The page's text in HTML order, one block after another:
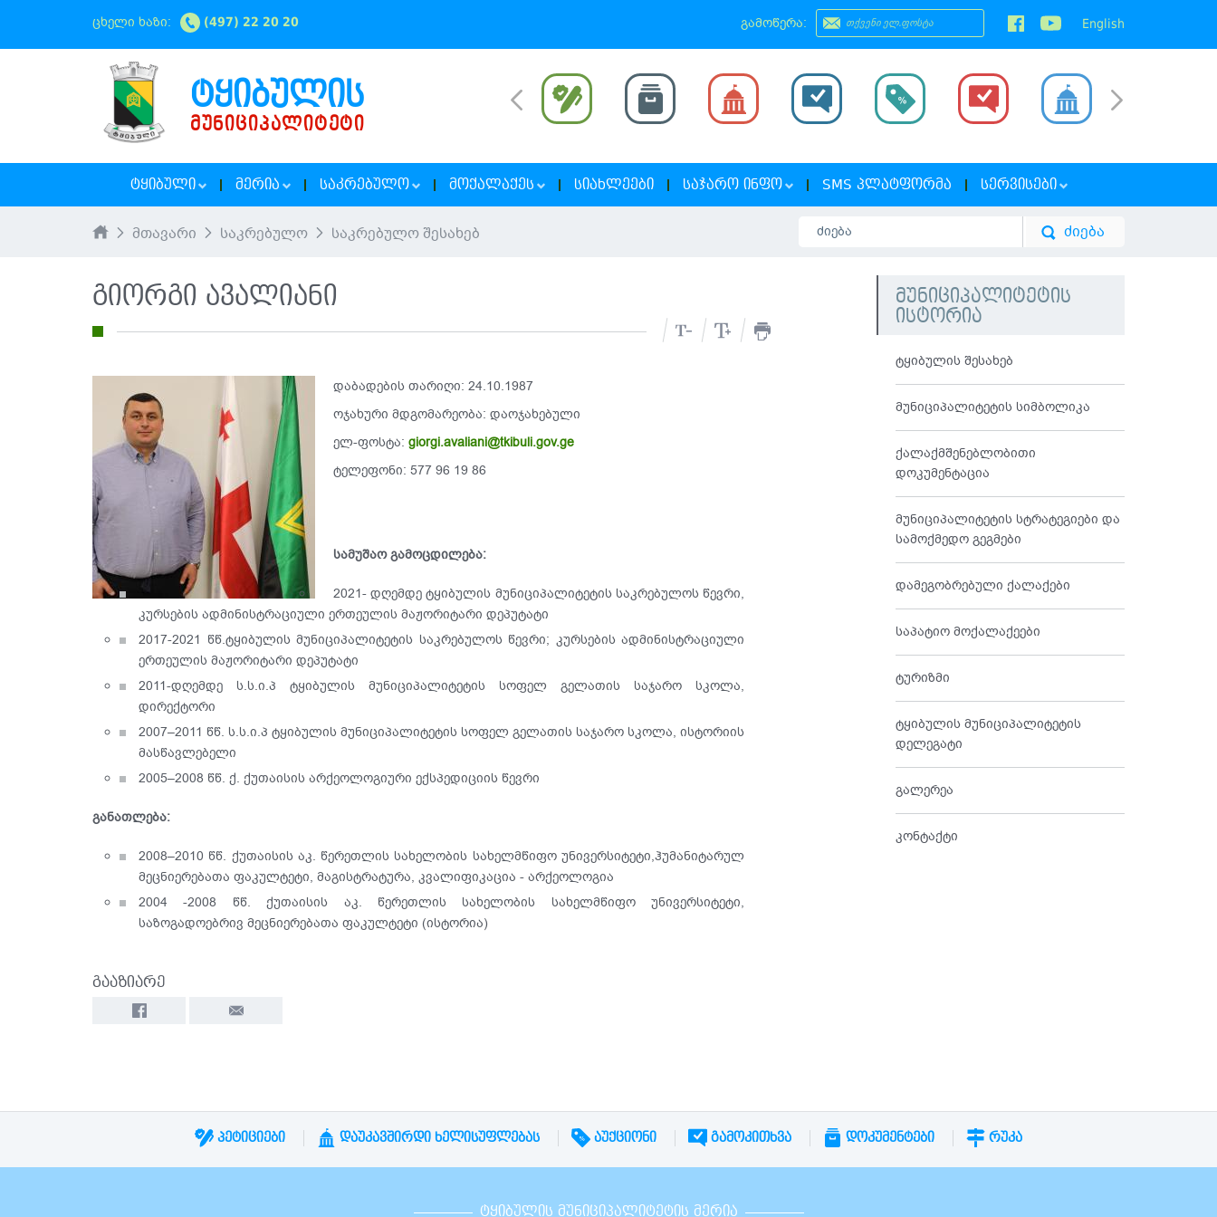
ცხელი ხაზი: (497) 22 20 20 გამოწერა: English
ᲢᲧᲘᲑᲣᲚᲘᲡ
ᲛᲣᲜᲘᲪᲘᲞᲐᲚᲘᲢᲔᲢᲘ
ᲢᲧᲘᲑᲣᲚᲘ ᲛᲔᲠᲘᲐ ᲡᲐᲙᲠᲔᲑᲣᲚᲝ ᲛᲝᲥᲐᲚᲐᲥᲔᲡ ᲡᲘᲐᲮᲚᲔᲔᲑᲘ ᲡᲐᲯᲐᲠᲝ ᲘᲜᲤᲝ SMS ᲞᲚᲐᲢᲤᲝᲠᲛᲐ ᲡᲔᲠᲕᲘᲡᲔᲑᲘ
მთავარი საკრებულო საკრებულო შესახებ
გიორგი ავალიანი
დაბადების თარიღი: 24.10.1987
ოჯახური მდგომარეობა: დაოჯახებული
ელ-ფოსტა: giorgi.avaliani@tkibuli.gov.ge
ტელეფონი: 577 96 19 86
სამუშაო გამოცდილება:
2021- დღემდე ტყიბულის მუნიციპალიტეტის საკრებულოს წევრი,
კურსების ადმინისტრაციული ერთეულის მაჟორიტარი დეპუტატი
2017-2021 წწ.ტყიბულის მუნიციპალიტეტის საკრებულოს წევრი; კურსების ადმინისტრაციული
ერთეულის მაჟორიტარი დეპუტატი
2011-დღემდე ს.ს.ი.პ ტყიბულის მუნიციპალიტეტის სოფელ გელათის საჯარო სკოლა,
დირექტორი
2007–2011 წწ. ს.ს.ი.პ ტყიბულის მუნიციპალიტეტის სოფელ გელათის საჯარო სკოლა, ისტორიის
მასწავლებელი
2005–2008 წწ. ქ. ქუთაისის არქეოლოგიური ექსპედიციის წევრი
განათლება:
2008–2010 წწ. ქუთაისის აკ. წერეთლის სახელობის სახელმწიფო უნივერსიტეტი,ჰუმანიტარულ
მეცნიერებათა ფაკულტეტი, მაგისტრატურა, კვალიფიკაცია - არქეოლოგია
2004 -2008 წწ. ქუთაისის აკ. წერეთლის სახელობის სახელმწიფო უნივერსიტეტი,
საზოგადოებრივ მეცნიერებათა ფაკულტეტი (ისტორია)
გააზიარე
მუნიციპალიტეტის
ისტორია
ტყიბულის შესახებ
მუნიციპალიტეტის სიმბოლიკა
ქალაქმშენებლობითი
დოკუმენტაცია
მუნიციპალიტეტის სტრატეგიები და
სამოქმედო გეგმები
დამეგობრებული ქალაქები
საპატიო მოქალაქეები
ტურიზმი
ტყიბულის მუნიციპალიტეტის
დელეგატი
გალერეა
კონტაქტი
ᲞᲔᲢᲘᲪᲘᲔᲑᲘ ᲓᲐᲣᲙᲐᲕᲨᲘᲠᲓᲘ ᲮᲔᲚᲘᲡᲣᲤᲚᲔᲑᲐᲡ ᲐᲣᲥᲪᲘᲝᲜᲘ ᲒᲐᲛᲝᲙᲘᲗᲮᲕᲐ ᲓᲝᲙᲣᲛᲔᲜᲢᲔᲑᲘ ᲠᲣᲙᲐ
ᲢᲧᲘᲑᲣᲚᲘᲡ ᲛᲣᲜᲘᲪᲘᲞᲐᲚᲘᲢᲔᲢᲘᲡ ᲛᲔᲠᲘᲐ